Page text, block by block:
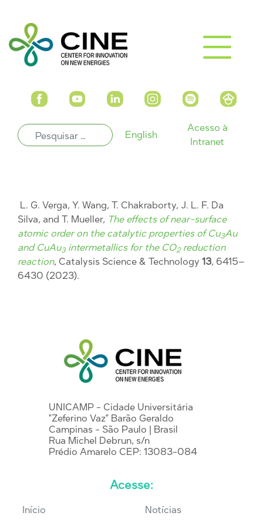
English
Acesso à
Intranet
L. G. Verga, Y. Wang, T. Chakraborty, J. L. F. Da
Silva, and T. Mueller, The effects of near-surface
atomic order on the catalytic properties of Cu3Au
and CuAu3intermetallics for the CO2reduction
reaction, Catalysis Science & Technology 13, 6415–
6430 (2023).
UNICAMP - Cidade Universitária
"Zeferino Vaz" Barão Geraldo
Campinas - São Paulo | Brasil
Rua Michel Debrun, s/n
Prédio Amarelo CEP: 13083-084
Acesse:
Início Notícias